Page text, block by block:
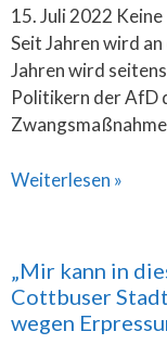
15. Juli 2022
Seit Jahren wird
Jahren wird
Politikern der AfD
Weiterlesen »
„Mir kann in
Cottbuser
wegen